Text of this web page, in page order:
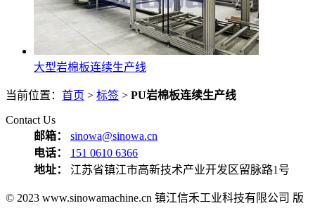
大型岩棉板连续生产线
当前位置： 首页 > 标签 > PU岩棉板连续生产线
Contact Us
邮箱：
sinowa@sinowa.cn
电话：
151 0610 6366
地址：
江苏省镇江市高新技术产业开发区留脉路1号
© 2023 www.sinowamachine.cn 镇江信禾工业科技有限公司 版